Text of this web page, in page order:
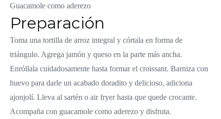
Guacamole como aderezo
Preparación
Toma una tortilla de arroz integral y córtala en forma de
triángulo. Agrega jamón y queso en la parte más ancha.
Enróllala cuidadosamente hasta formar el croissant. Barniza con
huevo para darle un acabado doradito y delicioso, adiciona
ajonjolí. Lleva al sartén o air fryer hasta que quede crocante.
Acompaña con guacamole como aderezo y disfruta.